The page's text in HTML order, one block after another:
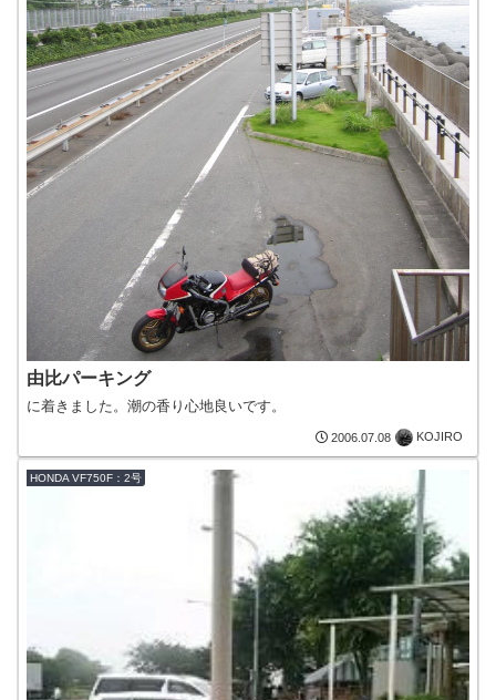
由比パーキング
に着きました。潮の香り心地良いです。
2006.07.08 KOJIRO
HONDA VF750F：2号